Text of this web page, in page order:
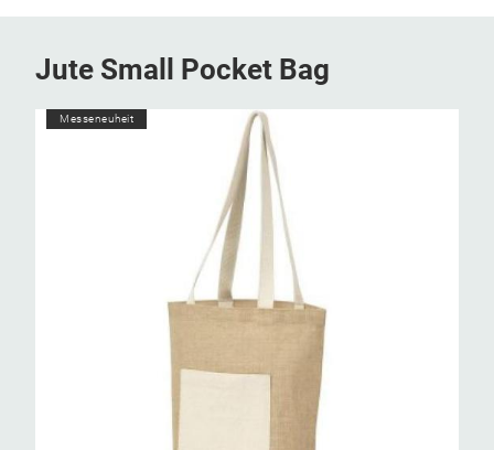
Jute Small Pocket Bag
Messeneuheit